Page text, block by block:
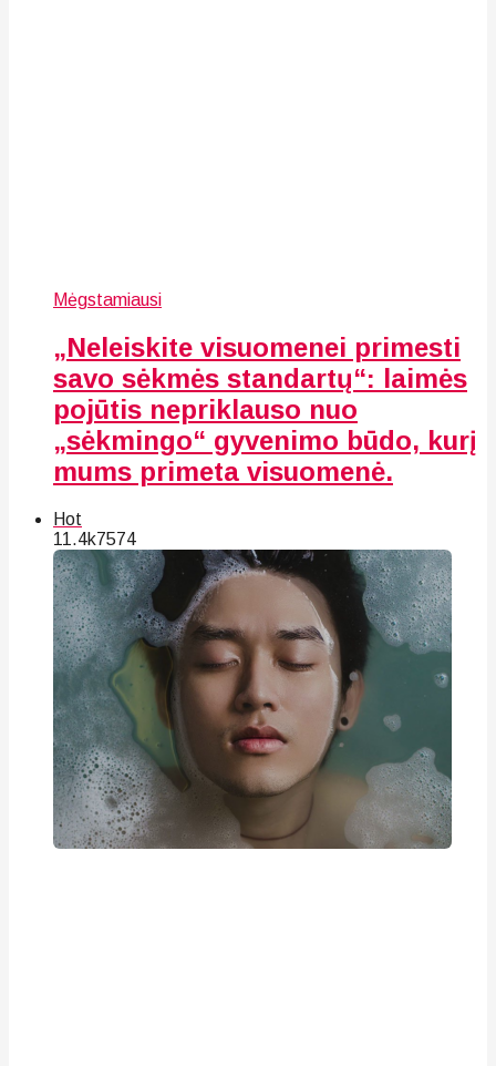
Mėgstamiausi
„Neleiskite visuomenei primesti
savo sėkmės standartų“: laimės
pojūtis nepriklauso nuo
„sėkmingo“ gyvenimo būdo, kurį
mums primeta visuomenė.
Hot
11.4k7574